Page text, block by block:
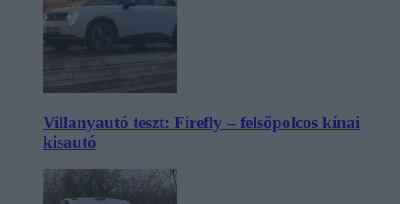
Villanyautó teszt: Firefly – felsőpolcos kínai
kisautó